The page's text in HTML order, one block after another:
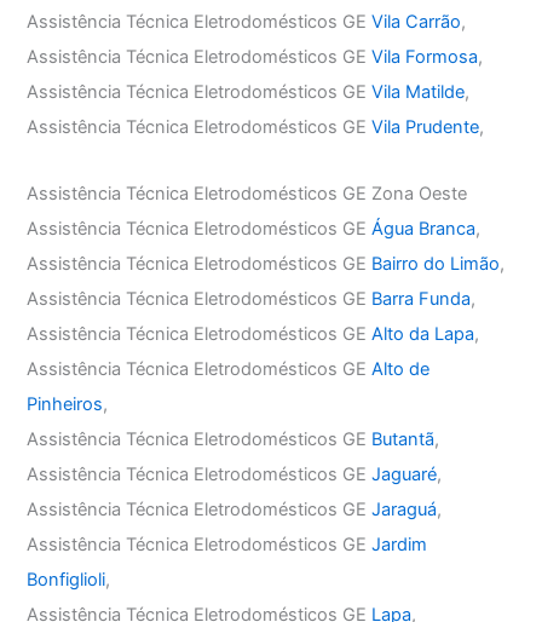
Assistência Técnica Eletrodomésticos GEVila Carrão,
Assistência Técnica Eletrodomésticos GEVila Formosa,
Assistência Técnica Eletrodomésticos GEVila Matilde,
Assistência Técnica Eletrodomésticos GEVila Prudente,
Assistência Técnica Eletrodomésticos GE Zona Oeste
Assistência Técnica Eletrodomésticos GEÁgua Branca,
Assistência Técnica Eletrodomésticos GE Bairro do Limão,
Assistência Técnica Eletrodomésticos GE Barra Funda,
Assistência Técnica Eletrodomésticos GEAlto da Lapa,
Assistência Técnica Eletrodomésticos GEAlto de
Pinheiros,
Assistência Técnica Eletrodomésticos GE Butantã,
Assistência Técnica Eletrodomésticos GEJaguaré,
Assistência Técnica Eletrodomésticos GEJaraguá,
Assistência Técnica Eletrodomésticos GEJardim
Bonfiglioli,
Assistência Técnica Eletrodomésticos GE Lapa,